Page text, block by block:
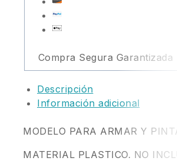
Compra Segura Garantizada
Descripción
Información adicional
MODELO PARA ARMAR Y
MATERIAL PLASTICO. NO